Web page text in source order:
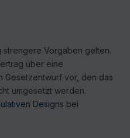
strengere Vorgaben gelten.
über eine
Gesetzentwurf vor, den das
umgesetzt werden.
Designs bei